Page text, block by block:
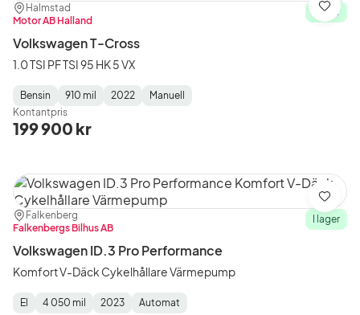
Plats:
Halmstad
Återförsäljare:
Motor AB Halland
I lager
Volkswagen T-Cross
1.0 TSI PF TSI 95 HK 5 VX
Fuel
Type:
Bensin
Mätarställning
910 mil
Model
Year:
2022
Gearbox
Type:
Manuell
Kontantpris
199 900 kr
Spara
Plats:
Falkenberg
Återförsäljare:
Falkenbergs Bilhus AB
I lager
Volkswagen ID.3 Pro Performance
Komfort V-Däck Cykelhållare Värmepump
Fuel
El
Mätarställning :
4 050 mil
Model 2023
Gearbox
Automat
Spara